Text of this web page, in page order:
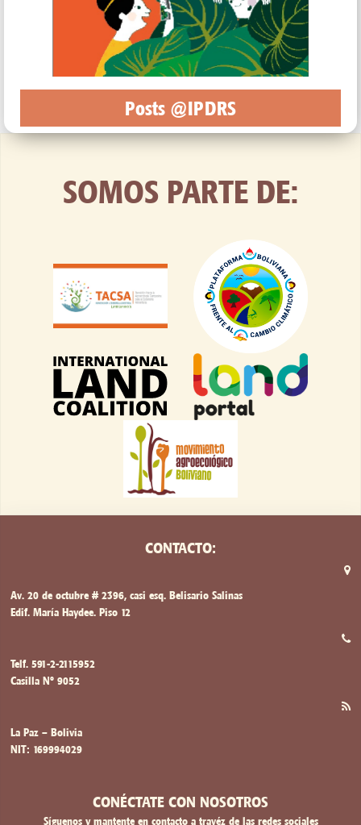
Posts @IPDRS
SOMOS PARTE DE:
CONTACTO:
Av. 20 de octubre # 2396, casi esq. Belisario Salinas
Edif. María Haydee. Piso 12
Telf. 591-2-2115952
Casilla Nº 9052
La Paz – Bolivia
NIT: 169994029
CONÉCTATE CON NOSOTROS
Síguenos y mantente en contacto a travéz de las redes sociales